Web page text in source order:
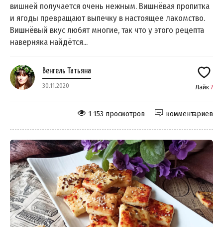
вишней получается очень нежным. Вишнёвая пропитка
и ягоды превращают выпечку в настоящее лакомство.
Вишнёвый вкус любят многие, так что у этого рецепта
наверняка найдётся...
Венгель Татьяна
30.11.2020 Лайк 7
комментариев
1 153 просмотров